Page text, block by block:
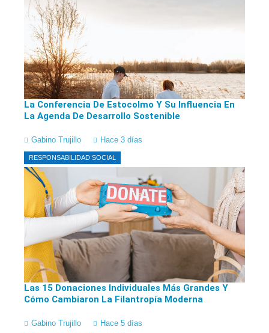
La Conferencia De Estocolmo Y Su Influencia En
La Agenda De Desarrollo Sostenible
Gabino Trujillo Hace 3 días
RESPONSABILIDAD SOCIAL
Las 15 Donaciones Individuales Más Grandes Y
Cómo Cambiaron La Filantropía Moderna
Gabino Trujillo Hace 5 días